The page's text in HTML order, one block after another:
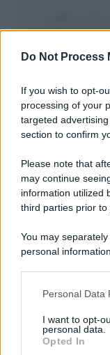
Do Not Process
If you wish to opt-
processing of your
targeted
section to confirm
Please note that
may continue
information utilized
third parties prior to
You may
personal
This information
disclose it to other
Please note that
Personal Data
I want to opt-
personal data.
Opted In
browser per la
APPENA
Perché alcune
Il mare è davvero
Come pulire le
Sbrinare il freezer